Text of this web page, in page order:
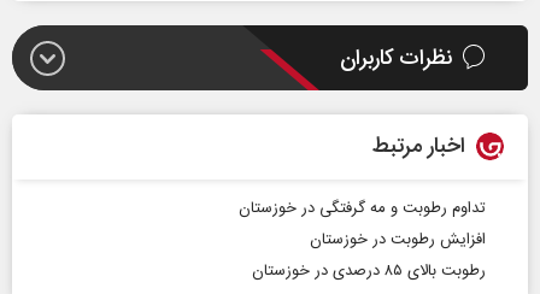
نظرات کاربران
اخبار مرتبط
تداوم رطوبت و مه گرفتگی در خوزستان
افزایش رطوبت در خوزستان
رطوبت بالای ۸۵ درصدی در خوزستان